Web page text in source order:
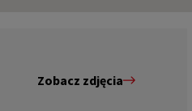
Zobacz zdjęcia